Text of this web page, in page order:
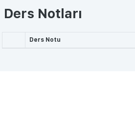
Ders Notları
Ders Notu